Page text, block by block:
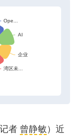
者 曾静敏 ）近